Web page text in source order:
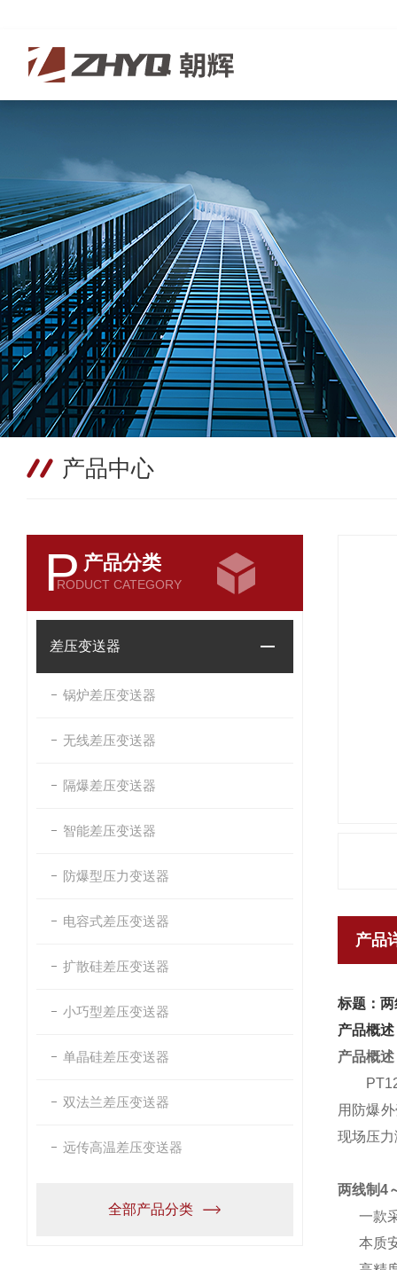
产品中心
P 产品分类
RODUCT CATEGORY
差压变送器
锅炉差压变送器
无线差压变送器
隔爆差压变送器
智能差压变送器
防爆型压力变送器
电容式差压变送器
扩散硅差压变送器
小巧型差压变送器
单晶硅差压变送器
双法兰差压变送器
远传高温差压变送器
全部产品分类
产品
标题：
产品概述
产品概述
用防爆
现场压
两线制4
一款采
本质